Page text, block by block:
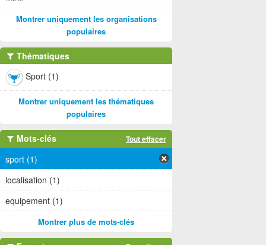
Montrer uniquement les organisations
populaires
Thématiques
Sport (1)
Montrer uniquement les thématiques
populaires
Mots-clés Tout effacer
sport (1)
localisation (1)
equipement (1)
Montrer plus de mots-clés